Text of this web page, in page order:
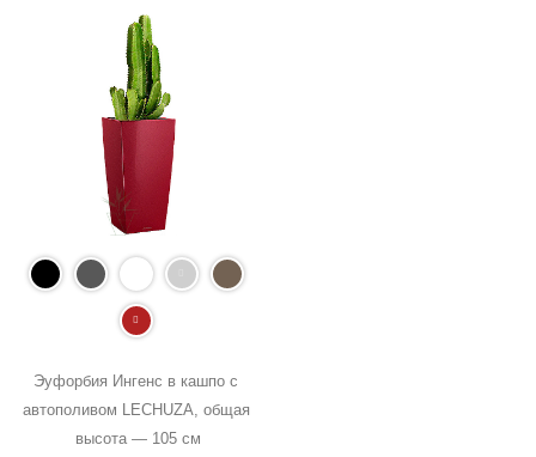
Эуфорбия Ингенс в кашпо с
автополивом LECHUZA, общая
высота — 105 см